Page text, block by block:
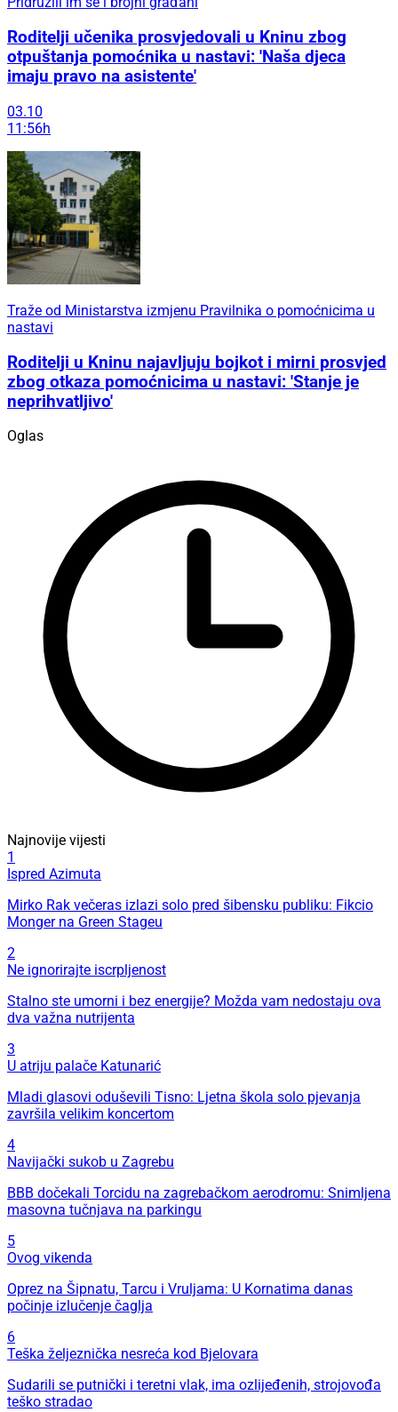
Roditelji učenika prosvjedovali u Kninu zbog
otpuštanja pomoćnika u nastavi: 'Naša djeca
imaju pravo na asistente'
03.10
11:56h
Traže od Ministarstva izmjenu Pravilnika o pomoćnicima u
nastavi
Roditelji u Kninu najavljuju bojkot i mirni prosvjed
zbog otkaza pomoćnicima u nastavi: 'Stanje je
neprihvatljivo'
Oglas
Najnovije vijesti
1
Ispred Azimuta
Mirko Rak večeras izlazi solo pred šibensku publiku: Fikcio
Monger na Green Stageu
2
Ne ignorirajte iscrpljenost
Stalno ste umorni i bez energije? Možda vam nedostaju ova
dva važna nutrijenta
3
U atriju palače Katunarić
Mladi glasovi oduševili Tisno: Ljetna škola solo pjevanja
završila velikim koncertom
4
Navijački sukob u Zagrebu
BBB dočekali Torcidu na zagrebačkom aerodromu: Snimljena
masovna tučnjava na parkingu
5
Ovog vikenda
Oprez na Šipnatu, Tarcu i Vruljama: U Kornatima danas
počinje izlučenje čaglja
6
Teška željeznička nesreća kod Bjelovara
Sudarili se putnički i teretni vlak, ima ozlijeđenih, strojovođa
teško stradao